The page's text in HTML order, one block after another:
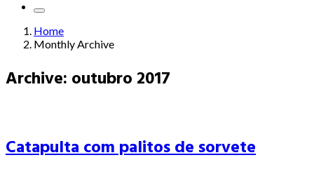
Home
Monthly Archive
Archive: outubro 2017
Catapulta com palitos de sorvete